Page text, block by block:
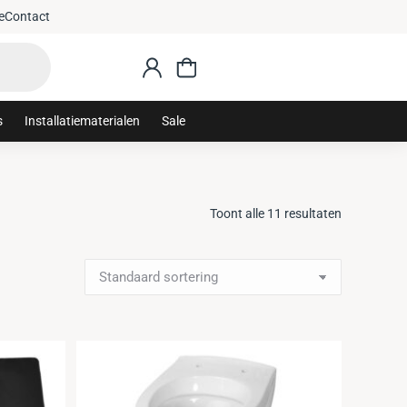
Contact
Installatiematerialen Sale
Toont alle 11 resultaten